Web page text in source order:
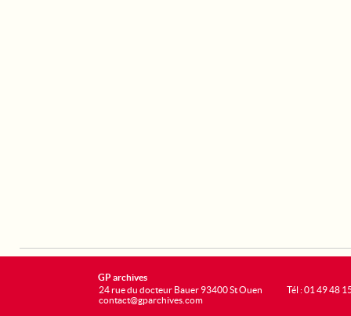
GP archives
24 rue du docteur Bauer 93400 St Ouen
contact@gparchives.com
Tél : 01 49 48